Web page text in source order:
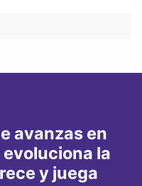
avanzas en
la
y juega